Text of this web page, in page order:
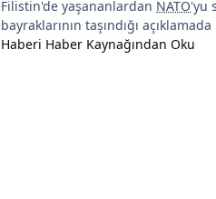
Filistin'de yaşananlardan NATO'yu
bayraklarının taşındığı
Haberi Haber Kaynağından Oku